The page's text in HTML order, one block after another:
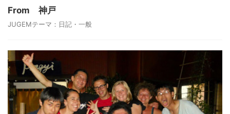
From 神戸
JUGEMテーマ：日記・一般